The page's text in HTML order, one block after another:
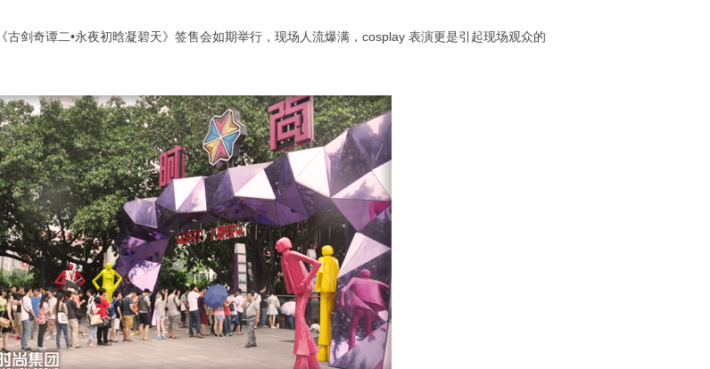
剑奇谭二•永夜初晗凝碧天》签售会如期举行，现场人流爆满，cosplay 表演更是引起现场观众的